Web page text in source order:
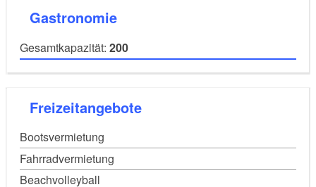
Gazprom
Gastronomie
Gesamtkapazität: 200
Freizeitangebote
Bootsvermietung
Fahrradvermietung
Beachvolleyball